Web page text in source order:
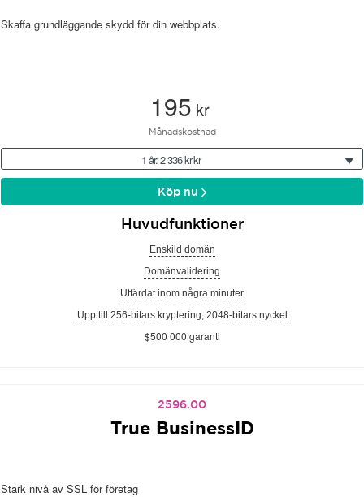
Skaffa grundläggande skydd för din webbplats.
195 kr
Månadskostnad
1 år: 2 336 kr kr
Köp nu
Huvudfunktioner
Enskild domän
Domänvalidering
Utfärdat inom några minuter
Upp till 256-bitars kryptering, 2048-bitars nyckel
$500 000 garanti
2596.00
True BusinessID
Stark nivå av SSL för företag